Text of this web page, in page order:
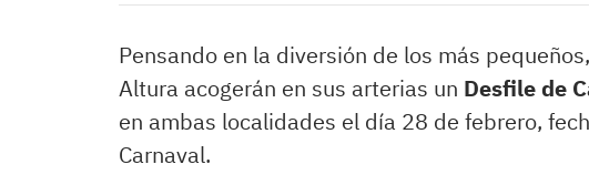
Pensando en la diversión de los más
Altura acogerán en sus arterias un Desfile de
en ambas localidades el día 28 de febrero,
Carnaval.